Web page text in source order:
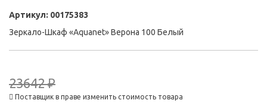
Артикул: 00175383
Зеркало-Шкаф «Aquanet» Верона 100 Белый
23642 ₽
Поставщик в праве изменить стоимость товара